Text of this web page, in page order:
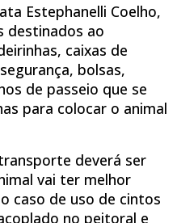
Estephanelli Coelho,
destinados ao
caixas de
bolsas,
de passeio que se
para colocar o animal
deverá ser
vai ter melhor
caso de uso de cintos
no peitoral e